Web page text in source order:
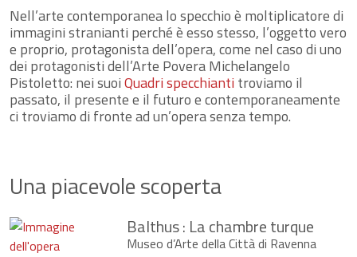
Nell’arte contemporanea lo specchio è moltiplicatore di
immagini stranianti perché è esso stesso, l’oggetto vero
e proprio, protagonista dell’opera, come nel caso di uno
dei protagonisti dell’Arte Povera Michelangelo
Pistoletto: nei suoiQuadri specchiantitroviamo il
passato, il presente e il futuro e contemporaneamente
ci troviamo di fronte ad un’opera senza tempo.
Una piacevole scoperta
Balthus : La chambre turque
Museo d’Arte della Città di Ravenna